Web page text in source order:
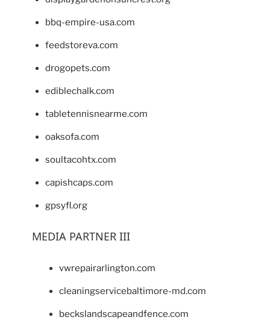
bbq-empire-usa.com
feedstoreva.com
drogopets.com
ediblechalk.com
tabletennisnearme.com
oaksofa.com
soultacohtx.com
capishcaps.com
gpsyfl.org
MEDIA PARTNER III
vwrepairarlington.com
cleaningservicebaltimore-md.com
beckslandscapeandfence.com